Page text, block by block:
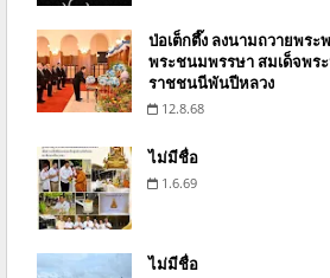
ป่อเต็กตึ๊ง ลงนามถวายพระ
พระชนมพรรษา สมเด็จพร
ราชชนนีพันปีหลวง
12.8.68
ไม่มีชื่อ
1.6.69
ไม่มีชื่อ